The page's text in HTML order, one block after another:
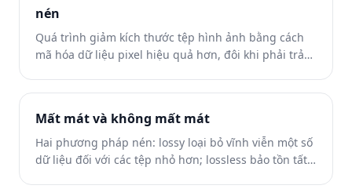
nén
Quá trình giảm kích thước tệp hình ảnh bằng cách
mã hóa dữ liệu pixel hiệu quả hơn, đôi khi phải trả
Mất mát và không mất mát
Hai phương pháp nén: lossy loại bỏ vĩnh viễn một số
dữ liệu đối với các tệp nhỏ hơn; lossless bảo tồn tất